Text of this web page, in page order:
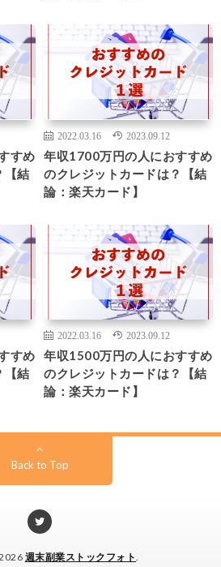
すめ
【結
2022.03.16 2023.09.12
年収1700万円の人におすすめ
のクレジットカードは？【結
論：楽天カード】
すめ
【結
2022.03.16 2023.09.12
年収1500万円の人におすすめ
のクレジットカードは？【結
論：楽天カード】
Back to Top
週末副業ストックフォト.